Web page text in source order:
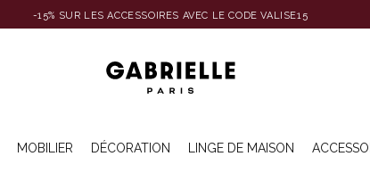
-15% SUR LES ACCESSOIRES AVEC LE CODE VALISE15
MOBILIER DÉCORATION LINGE DE MAISON